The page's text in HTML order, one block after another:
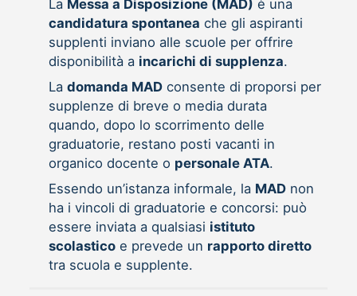
La Messa a Disposizione (MAD) è una
candidatura spontanea che gli aspiranti
supplenti inviano alle scuole per offrire
disponibilità a incarichi di supplenza.
La domanda MADconsente di proporsi per
supplenze di breve o media durata
quando, dopo lo scorrimento delle
graduatorie, restano posti vacanti in
organico docente o personale ATA.
Essendo un’istanza informale, la MADnon
ha i vincoli di graduatorie e concorsi: può
essere inviata a qualsiasi istituto
scolasticoe prevede un rapporto diretto
tra scuola e supplente.